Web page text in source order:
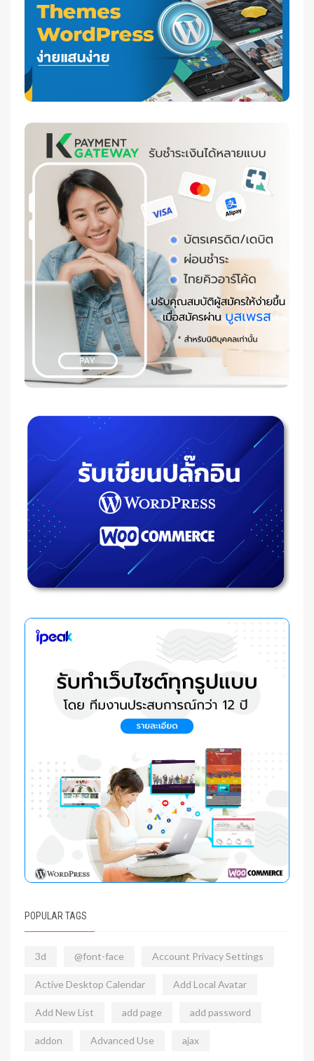
POPULAR TAGS
3d @font-face Account Privacy Settings
Active Desktop Calendar Add Local Avatar
Add New List add page add password
addon Advanced Use ajax